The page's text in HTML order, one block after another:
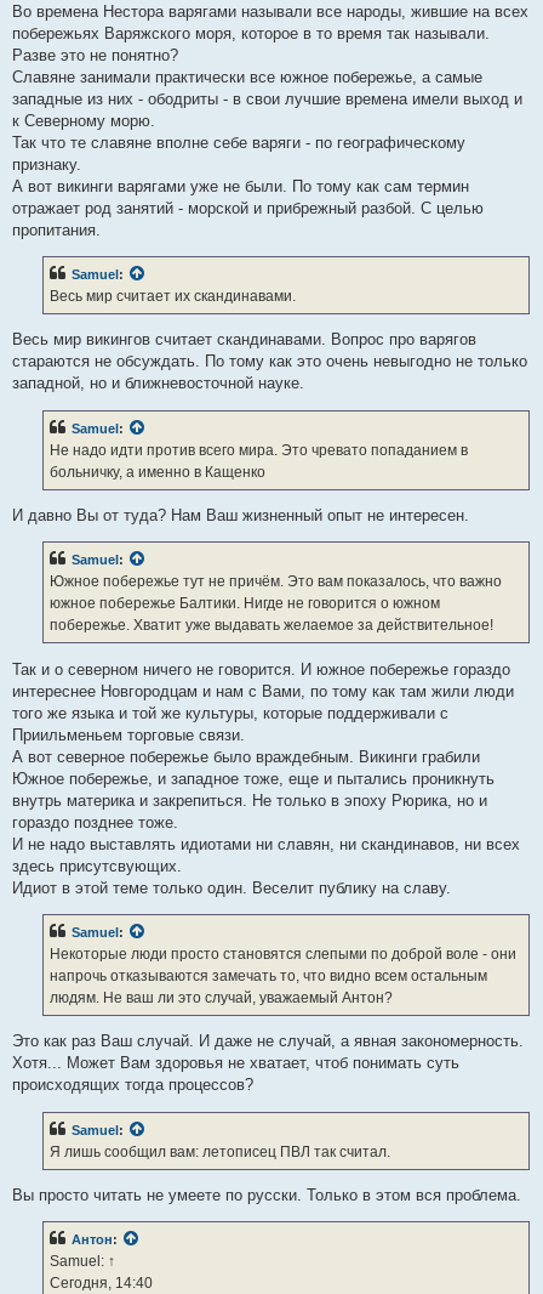
Во времена Нестора варягами называли все народы, жившие на всех
побережьях Варяжского моря, которое в то время так называли.
Разве это не понятно?
Славяне занимали практически все южное побережье, а самые
западные из них - ободриты - в свои лучшие времена имели выход и
к Северному морю.
Так что те славяне вполне себе варяги - по географическому
признаку.
А вот викинги варягами уже не были. По тому как сам термин
отражает род занятий - морской и прибрежный разбой. С целью
пропитания.
Samuel:
Весь мир считает их скандинавами.
Весь мир викингов считает скандинавами. Вопрос про варягов
стараются не обсуждать. По тому как это очень невыгодно не только
западной, но и ближневосточной науке.
Samuel:
Не надо идти против всего мира. Это чревато попаданием в
больничку, а именно в Кащенко
И давно Вы от туда? Нам Ваш жизненный опыт не интересен.
Samuel :
Южное побережье тут не причём. Это вам показалось, что важно
южное побережье Балтики. Нигде не говорится о южном
побережье. Хватит уже выдавать желаемое за действительное!
Так и о северном ничего не говорится. И южное побережье гораздо
интереснее Новгородцам и нам с Вами, по тому как там жили люди
того же языка и той же культуры, которые поддерживали с
Приильменьем торговые связи.
А вот северное побережье было враждебным. Викинги грабили
Южное побережье, и западное тоже, еще и пытались проникнуть
внутрь материка и закрепиться. Не только в эпоху Рюрика, но и
гораздо позднее тоже.
И не надо выставлять идиотами ни славян, ни скандинавов, ни всех
здесь присутсвующих.
Идиот в этой теме только один. Веселит публику на славу.
Samuel:
Некоторые люди просто становятся слепыми по доброй воле - они
напрочь отказываются замечать то, что видно всем остальным
людям. Не ваш ли это случай, уважаемый Антон?
Это как раз Ваш случай. И даже не случай, а явная закономерность.
Хотя... Может Вам здоровья не хватает, чтоб понимать суть
происходящих тогда процессов?
Samuel:
Я лишь сообщил вам: летописец ПВЛ так считал.
Вы просто читать не умеете по русски. Только в этом вся проблема.
Антон:
Samuel: ↑
Сегодня, 14:40